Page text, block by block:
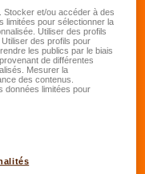
Stocker et/ou accéder à des
limitées pour sélectionner la
Utiliser des profils
des profils pour
les publics par le biais
de différentes
Mesurer la
des contenus.
données limitées pour